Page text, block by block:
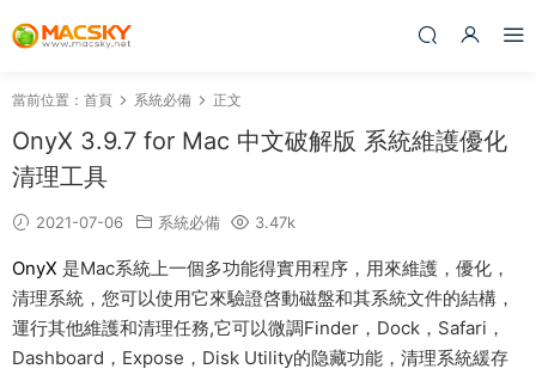
當前位置： 首頁 系統必備 正文
OnyX 3.9.7 for Mac 中文破解版 系統維護優化
清理工具
2021-07-06 系統必備 3.47k
OnyX 是Mac系統上一個多功能得實用程序，用來維護，優化，
清理系統，您可以使用它來驗證啓動磁盤和其系統文件的結構，
運行其他維護和清理任務,它可以微調Finder，Dock，Safari，
Dashboard，Expose，Disk Utility的隐藏功能，清理系統緩存